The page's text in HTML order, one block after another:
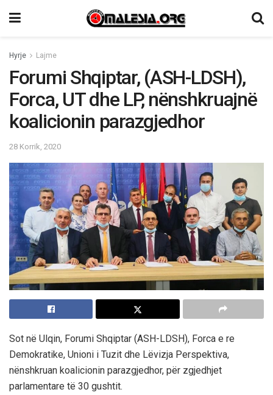
Hyrje Lajme
Forumi Shqiptar, (ASH-LDSH),
Forca, UT dhe LP, nënshkruajnë
koalicionin parazgjedhor
28 Korrik, 2020
Sot në Ulqin, Forumi Shqiptar (ASH-LDSH), Forca e re
Demokratike, Unioni i Tuzit dhe Lëvizja Perspektiva,
nënshkruan koalicionin parazgjedhor, për zgjedhjet
parlamentare të 30 gushtit.